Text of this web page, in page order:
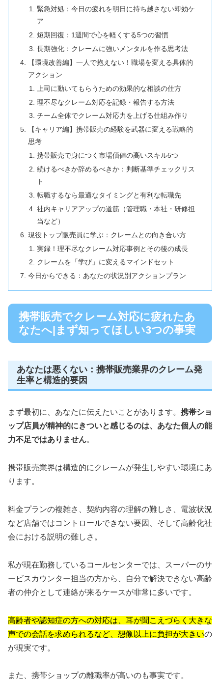
緊急対処：今日の疲れを明日に持ち越さない即効ケ
ア
短期回復：1週間で心を軽くする5つの習慣
長期強化：クレームに強いメンタルを作る思考法
【環境改善編】一人で抱えない！職場を変える具体的
アクション
上司に動いてもらうための効果的な相談の仕方
理不尽なクレーム対応を記録・報告する方法
チーム全体でクレーム対応力を上げる仕組み作り
【キャリア編】携帯販売の経験を武器に変える戦略的
思考
携帯販売で身につく市場価値の高いスキル5つ
続けるべきか辞めるべきか：判断基準チェックリス
ト
転職するなら最適なタイミングと有利な転職先
社内キャリアアップの道筋（管理職・本社・研修担
当など）
現役トップ販売員に学ぶ：クレームとの向き合い方
実録！理不尽なクレーム対応事例とその後の成長
クレームを「学び」に変えるマインドセット
今日からできる：あなたの状況別アクションプラン
携帯販売でクレーム対応に疲れたあ
なたへ|まず知ってほしい3つの事実
あなたは悪くない：携帯販売業界のクレーム発
生率と構造的要因
まず最初に、あなたに伝えたいことがあります。 携帯ショ
ップ店員が精神的にきついと感じるのは、あなた個人の能
力不足ではありません。
携帯販売業界は構造的にクレームが発生しやすい環境にあ
ります。
料金プランの複雑さ、契約内容の理解の難しさ、電波状況
など店舗ではコントロールできない要因、そして高齢化社
会における説明の難しさ。
私が現在勤務しているコールセンターでは、スーパーのサ
ービスカウンター担当の方から、自分で解決できない高齢
者の仲介として連絡が来るケースが非常に多いです。
高齢者や認知症の方への対応は、耳が聞こえづらく大きな
声での会話を求められるなど、想像以上に負担が大きいの
が現実です。
また、携帯ショップの離職率が高いのも事実です。